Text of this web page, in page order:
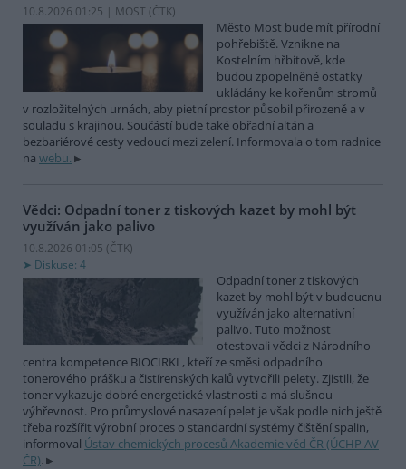
10.8.2026 01:25 | MOST (ČTK)
Město Most bude mít přírodní
pohřebiště. Vznikne na
Kostelním hřbitově, kde
budou zpopelněné ostatky
ukládány ke kořenům stromů
v rozložitelných urnách, aby pietní prostor působil přirozeně a v
souladu s krajinou. Součástí bude také obřadní altán a
bezbariérové cesty vedoucí mezi zelení. Informovala o tom radnice
na webu.
Vědci: Odpadní toner z tiskových kazet by mohl být
využíván jako palivo
10.8.2026 01:05 (ČTK)
Diskuse: 4
Odpadní toner z tiskových
kazet by mohl být v budoucnu
využíván jako alternativní
palivo. Tuto možnost
otestovali vědci z Národního
centra kompetence BIOCIRKL, kteří ze směsi odpadního
tonerového prášku a čistírenských kalů vytvořili pelety. Zjistili, že
toner vykazuje dobré energetické vlastnosti a má slušnou
výhřevnost. Pro průmyslové nasazení pelet je však podle nich ještě
třeba rozšířit výrobní proces o standardní systémy čištění spalin,
informoval Ústav chemických procesů Akademie věd ČR (ÚCHP AV
ČR).